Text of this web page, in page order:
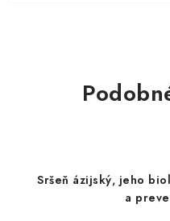
Sršeň ázijský, jeho
a